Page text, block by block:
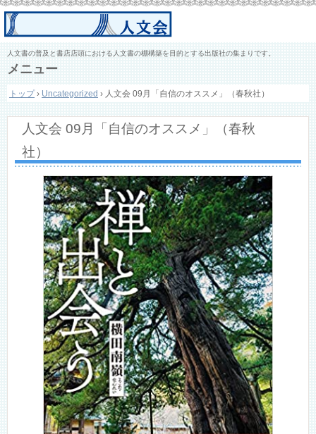
人文書の普及と書店店頭における人文書の棚構築を目的とする出版社の集まりです。
メニュー
ン
ン
キ
トップ › Uncategorized › 人文会 09月「自信のオススメ」（春秋社）
人文会 09月「自信のオススメ」（春秋
社）